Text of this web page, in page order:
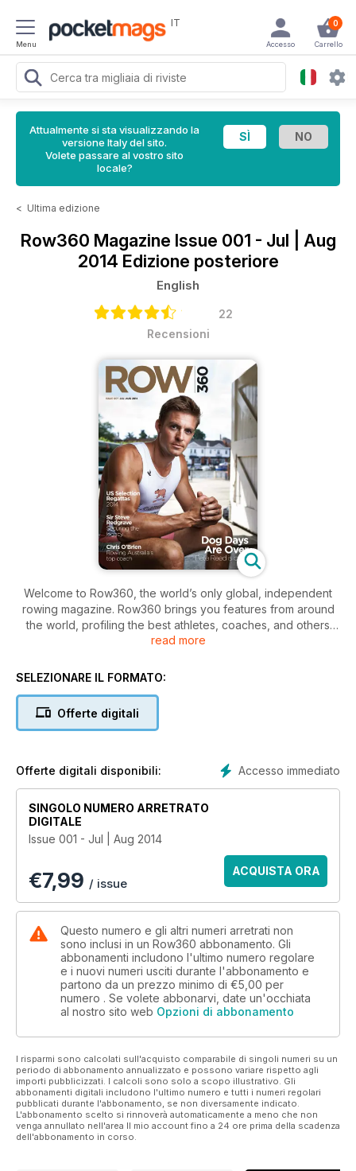
Menu
IT 0
Carrello
Accesso
Attualmente si sta visualizzando la
versione Italy del sito.
Volete passare al vostro sito
locale?
< Ultima edizione
Row360 Magazine Issue 001 - Jul | Aug
2014 Edizione posteriore
English
22
Recensioni
Welcome to Row360, the world’s only global, independent
rowing magazine. Row360 brings you features from around
the world, profiling the best athletes, coaches, and others
from the whole rowing community – Olympic, Paralympic,
to the top
Steve Redgrave – the icon talks about his efforts to secure
his legacy
Zoe de Toledo – the cox of the GB W8+ gives her verdict on
the state of women’s rowing
Cayle Royce – the double amputee on rowing the Atlantic
read more
SELEZIONARE IL FORMATO:
Offerte digitali
Accesso immediato
Offerte digitali disponibili:
SINGOLO NUMERO ARRETRATO
DIGITALE
Issue 001 - Jul | Aug 2014
€7,99 / issue
ACQUISTA ORA
Questo numero e gli altri numeri arretrati non
sono inclusi in un Row360 abbonamento. Gli
abbonamenti includono l'ultimo numero regolare
e i nuovi numeri usciti durante l'abbonamento e
partono da un prezzo minimo di €5,00 per
numero . Se volete abbonarvi, date un'occhiata
al nostro sito web Opzioni di abbonamento
I risparmi sono calcolati sull'acquisto comparabile di singoli numeri su un
periodo di abbonamento annualizzato e possono variare rispetto agli
importi pubblicizzati. I calcoli sono solo a scopo illustrativo. Gli
abbonamenti digitali includono l'ultimo numero e tutti i numeri regolari
pubblicati durante l'abbonamento, se non diversamente indicato.
L'abbonamento scelto si rinnoverà automaticamente a meno che non
venga annullato nell'area Il mio account fino a 24 ore prima della scadenza
dell'abbonamento in corso.